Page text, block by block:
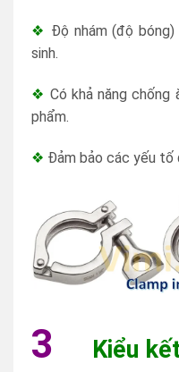
❖ Độ nhám (độ
sinh.
❖ Có khả năng
phẩm.
❖ Đảm bảo các yếu tố
3
Kiểu